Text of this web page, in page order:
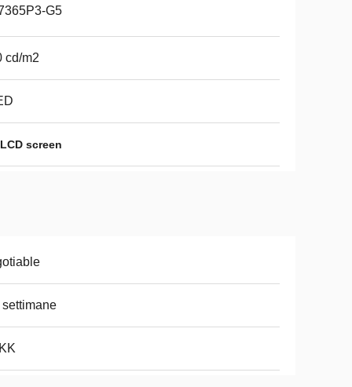
G5
cd/m2
screen
settimane